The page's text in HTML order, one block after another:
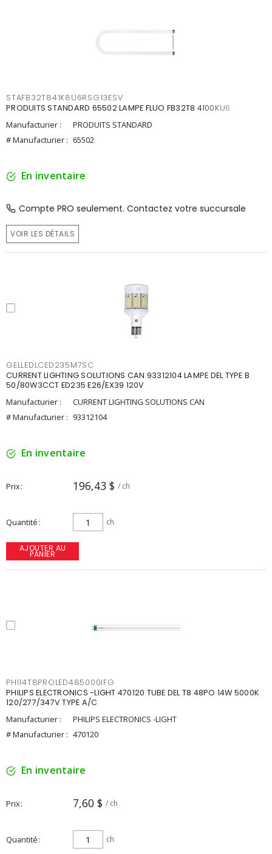
STAFB32T841K8U6RSG13ESV
PRODUITS STANDARD 65502 LAMPE FLUO FB32T8 4100KU6
Manufacturier :
PRODUITS STANDARD
# Manufacturier : 65502
En inventaire
Compte PRO seulement. Contactez votre succursale
VOIR LES DÉTAILS
GELLEDLCED235M7SC
CURRENT LIGHTING SOLUTIONS CAN 93312104 LAMPE DEL TYPE B
50/80W3CCT ED235 E26/EX39 120V
Manufacturier :
CURRENT LIGHTING SOLUTIONS CAN
# Manufacturier : 93312104
En inventaire
Prix 196,43 $ / ch
Quantité ch
AJOUTER AU
PANIER
PHI14T8PROLED485000IFG
PHILIPS ELECTRONICS -LIGHT 470120 TUBE DEL T8 48PO 14W 5000K
120/277/347V TYPE A/C
Manufacturier :
PHILIPS ELECTRONICS -LIGHT
# Manufacturier : 470120
En inventaire
Prix 7,60 $ / ch
Quantité ch